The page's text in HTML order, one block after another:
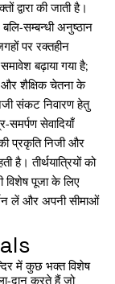
की जाती है।
सम्बन्धी अनुष्ठान
पर रक्तहीन
बढ़ाया गया है;
और शैक्षिक चेतना के
संकट निवारण हेतु
समर्पण सेवादियाँ
प्रकृति निजी और
है। तीर्थयात्रियों को
विशेष पूजा के लिए
लें और अपनी सीमाओं
में कुछ भक्त विशेष
दान करते हैं जो